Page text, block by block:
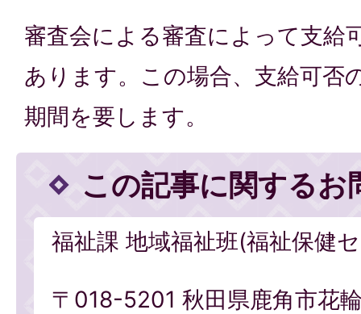
審査会による審査によって支給
あります。この場合、支給可否
期間を要します。
この記事に関するお
福祉課 地域福祉班(福祉保健
〒018-5201 秋田県鹿角市花